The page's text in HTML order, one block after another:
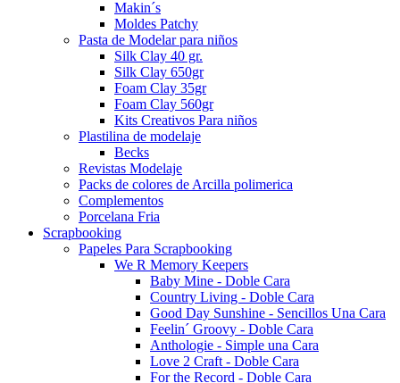
Makin´s
Moldes Patchy
Pasta de Modelar para niños
Silk Clay 40 gr.
Silk Clay 650gr
Foam Clay 35gr
Foam Clay 560gr
Kits Creativos Para niños
Plastilina de modelaje
Becks
Revistas Modelaje
Packs de colores de Arcilla polimerica
Complementos
Porcelana Fria
Scrapbooking
Papeles Para Scrapbooking
We R Memory Keepers
Baby Mine - Doble Cara
Country Living - Doble Cara
Good Day Sunshine - Sencillos Una Cara
Feelin´ Groovy - Doble Cara
Anthologie - Simple una Cara
Love 2 Craft - Doble Cara
For the Record - Doble Cara